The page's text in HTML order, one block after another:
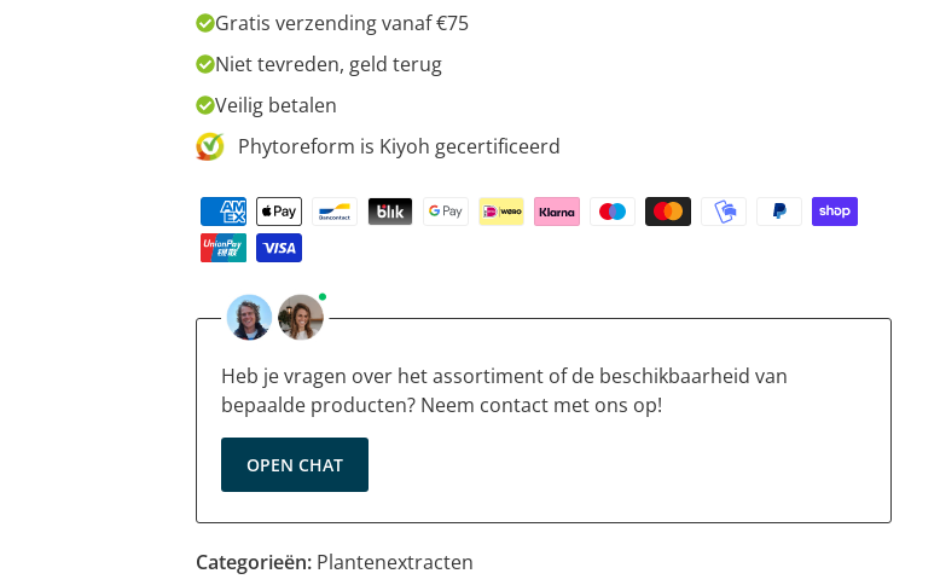
Gratis verzending vanaf €75
Niet tevreden, geld terug
Veilig betalen
Phytoreform is Kiyoh gecertificeerd
Heb je vragen over het assortiment of de beschikbaarheid van
bepaalde producten? Neem contact met ons op!
OPEN CHAT
Categorieën: Plantenextracten